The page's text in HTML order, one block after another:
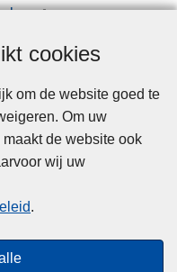
cookies
om de website goed te
Om uw
de website ook
wij uw
.